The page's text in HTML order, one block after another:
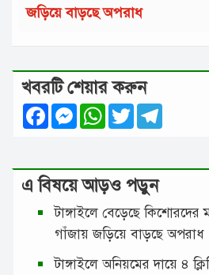
জড়িয়ে বাড়ছে অপরাধ
খবরটি শেয়ার করুন
FacebookMessenger
WhatsApp
Twitter
এ বিষয়ে আড়ও পড়ুন
টাঙ্গাইলে বেড়েছে কিশোরদের
গাঁজায় জড়িয়ে বাড়ছে অপরাধ
টাঙ্গাইলে অনিয়মের দায়ে ৪